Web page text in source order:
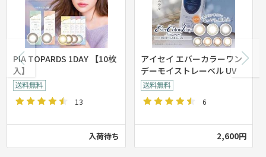
PIA TOPARDS 1DAY 【10枚
入】
13
入荷待ち
アイセイ エバーカラーワン
デーモイストレーベル UV
6
2,600円